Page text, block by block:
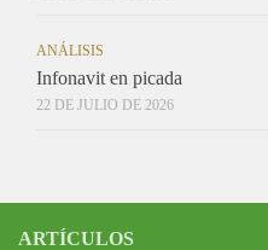
ANÁLISIS
Infonavit en picada
22 DE JULIO DE 2026
ARTÍCULOS